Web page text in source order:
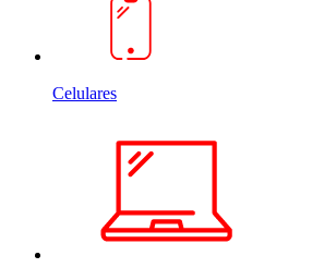
Celulares